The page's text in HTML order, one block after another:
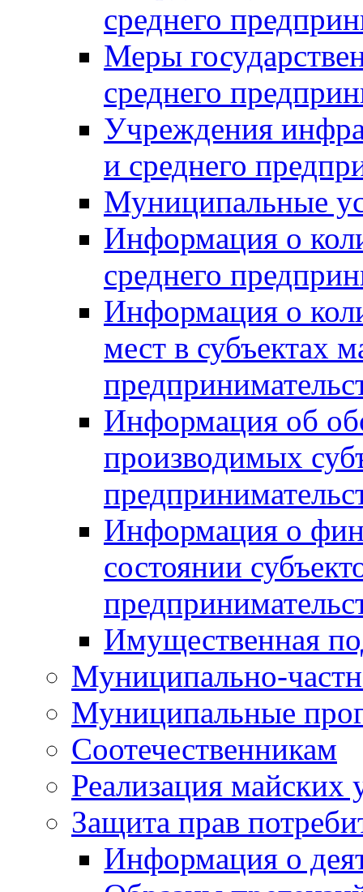
среднего
Меры
среднего
Учреждения
и среднего
Муниципальные
Информация о
среднего
Информация о
мест в субъектах
Информация об
производимых
Информация о
состоянии
Имущественная
Муниципально-
Муниципальные
Соотечественникам
Реализация майских
Защита прав
Информация о